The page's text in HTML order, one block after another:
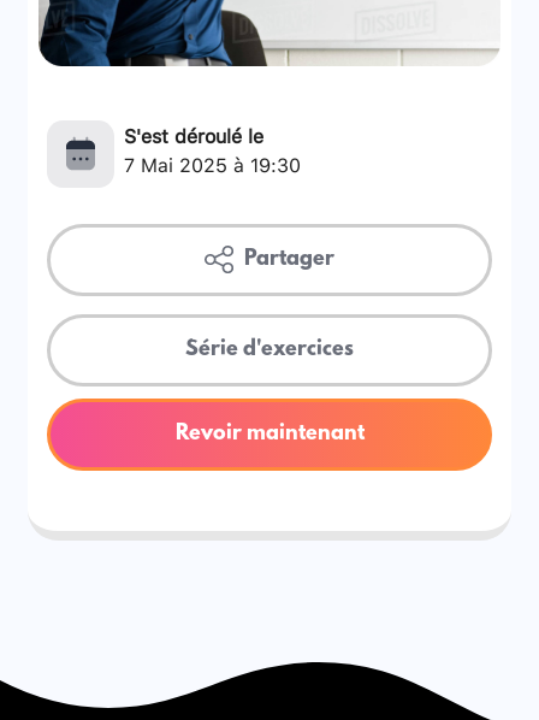
S'est déroulé le
7 Mai 2025 à 19:30
Partager
Série d'exercices
Revoir maintenant